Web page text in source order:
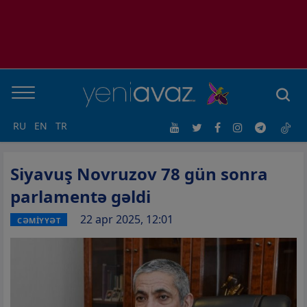
RU EN TR
Siyavuş Novruzov 78 gün sonra
parlamentə gəldi
CƏMİYYƏT 22 apr 2025, 12:01